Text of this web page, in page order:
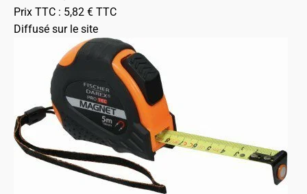
Prix TTC : 5,82 € TTC
Diffusé sur le site